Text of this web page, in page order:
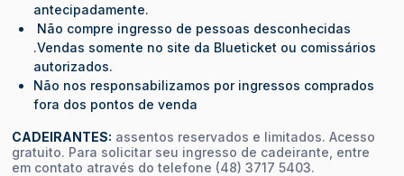
antecipadamente.
Não compre ingresso de pessoas desconhecidas
.Vendas somente no site da Blueticket ou comissários
autorizados.
Não nos responsabilizamos por ingressos comprados
fora dos pontos de venda
CADEIRANTES: assentos reservados e limitados. Acesso
gratuito. Para solicitar seu ingresso de cadeirante, entre
em contato através do telefone (48) 3717 5403.